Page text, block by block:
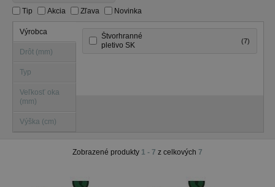
Tip
Akcia Zľava Novinka
Výrobca
Drôt (mm)
Typ
Veľkosť oka
(mm)
Výška (cm)
Štvorhranné
pletivo SK
(7)
Zobrazené produkty 1 - 7 z celkových 7